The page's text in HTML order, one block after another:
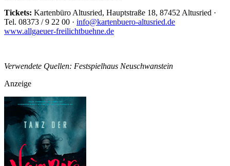
Tickets: Kartenbüro Altusried, Hauptstraße 18, 87452 Altusried ·
Tel. 08373 / 9 22 00 · info@kartenbuero-altusried.de
www.allgaeuer-freilichtbuehne.de
Verwendete Quellen: Festspielhaus Neuschwanstein
Anzeige